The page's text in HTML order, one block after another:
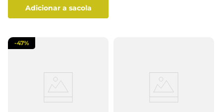
adicionar a sacola
-47%